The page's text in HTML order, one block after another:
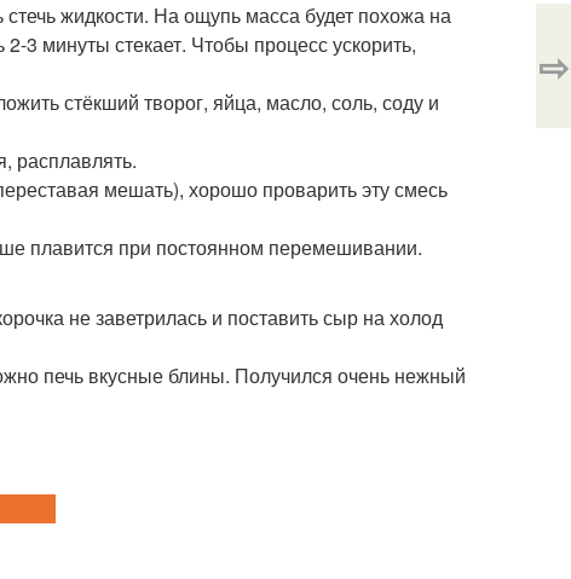
жидкости. На ощупь масса будет похожа на
3 минуты стекает. Чтобы процесс ускорить,
стёкший творог, яйца, масло, соль, соду и
расплавлять.
мешать), хорошо проварить эту смесь
плавится при постоянном перемешивании.
не заветрилась и поставить сыр на холод
печь вкусные блины. Получился очень нежный
⇨